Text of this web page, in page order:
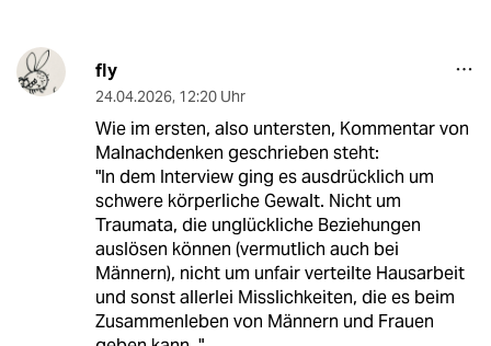
fly
24.04.2026, 12:20 Uhr
Wie im ersten, also untersten, Kommentar von
Malnachdenken geschrieben steht:
"In dem Interview ging es ausdrücklich um
schwere körperliche Gewalt. Nicht um
Traumata, die unglückliche Beziehungen
auslösen können (vermutlich auch bei
Männern), nicht um unfair verteilte Hausarbeit
und sonst allerlei Misslichkeiten, die es beim
Zusammenleben von Männern und Frauen